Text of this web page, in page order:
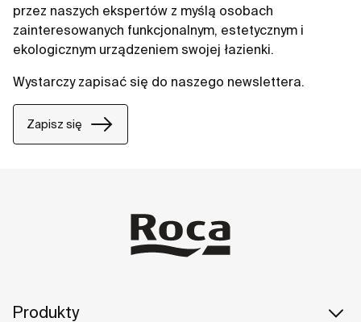
przez naszych ekspertów z myślą osobach
zainteresowanych funkcjonalnym, estetycznym i
ekologicznym urządzeniem swojej łazienki.
Wystarczy zapisać się do naszego newslettera.
Zapisz się
Produkty